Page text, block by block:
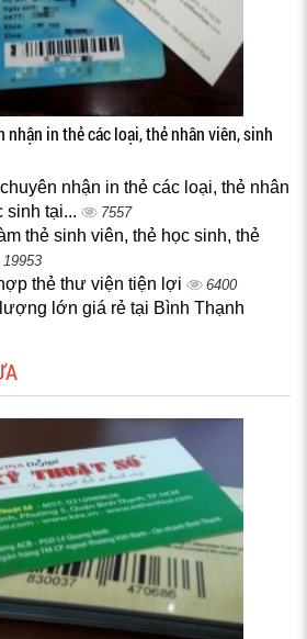
nhận in thẻ các loại, thẻ nhân viên, sinh
nhận in thẻ các loại, thẻ nhân
sinh tại...
7557
thẻ sinh viên, thẻ học sinh, thẻ
19953
thẻ thư viện tiện lợi 6400
lớn giá rẻ tại Bình Thạnh